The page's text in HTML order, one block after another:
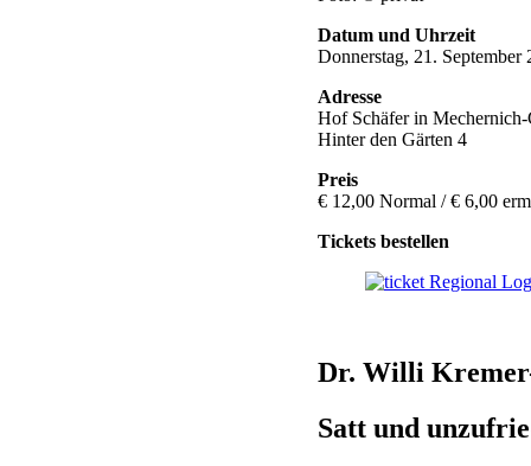
Datum und Uhrzeit
Donnerstag, 21. September
Adresse
Hof Schäfer in Mechernich-
Hinter den Gärten 4
Preis
€ 12,00 Normal / € 6,00
Tickets bestellen
Dr. Willi
Satt und